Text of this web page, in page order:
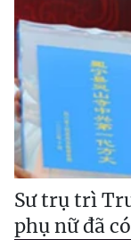
Sư trụ trì
phụ nữ đã